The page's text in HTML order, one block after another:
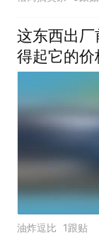
这东西出
得起它的价
油炸逗比 1跟贴